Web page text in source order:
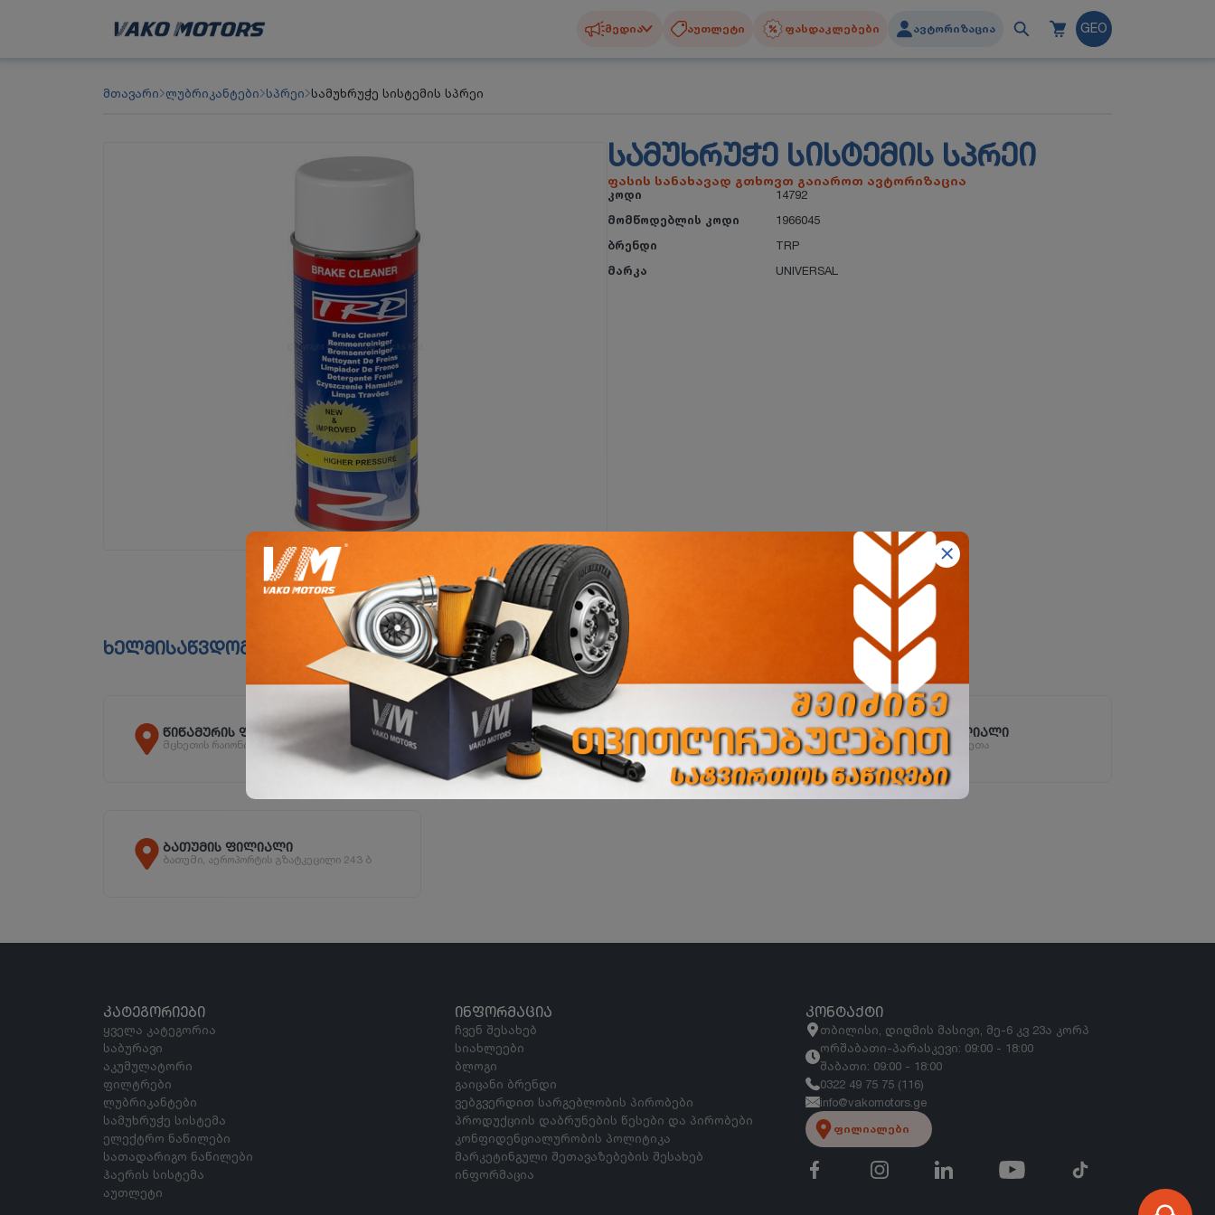
მედია აუთლეტი ფასდაკლებები ავტორიზაცია GEO
მთავარი ლუბრიკანტები სპრეი სამუხრუჭე სისტემის სპრეი
ᲡᲐᲛᲣᲮᲠᲣᲭᲔ ᲡᲘᲡᲢᲔᲛᲘᲡ ᲡᲞᲠᲔᲘ
ფასის სანახავად გთხოვთ გაიაროთ ავტორიზაცია
კოდი
14792
მომწოდებლის კოდი
1966045
ბრენდი
TRP
მარკა
UNIVERSAL
ხელმისაწვდომია ფილიალებში
წიწამურის ფილიალი
მცხეთის რაიონი, სოფ. წიწამური
ორხევის ფილიალი
ორხევის დასახლება, ჩანტლაძის N15
ზესტაფონის ფილიალი
ზესტაფონი, სოფ. არგვეთა
ბათუმის ფილიალი
ბათუმი, აეროპორტის გზატკეცილი 243 ბ
ᲙᲐᲢᲔᲒᲝᲠᲘᲔᲑᲘ
ყველა კატეგორია
საბურავი
აკუმულატორი
ფილტრები
ლუბრიკანტები
სამუხრუჭე სისტემა
ელექტრო ნაწილები
სათადარიგო ნაწილები
ჰაერის სისტემა
აუთლეტი
ᲘᲜᲤᲝᲠᲛᲐᲪᲘᲐ
ჩვენ შესახებ
სიახლეები
ბლოგი
გაიცანი ბრენდი
ვებგვერდით სარგებლობის პირობები
პროდუქციის დაბრუნების წესები და პირობები
კონფიდენციალურობის პოლიტიკა
მარკეტინგული შეთავაზებების შესახებ
ინფორმაცია
ᲙᲝᲜᲢᲐᲥᲢᲘ
თბილისი, დიღმის მასივი, მე-6 კვ 23ა კორპ
ორშაბათი-პარასკევი: 09:00 - 18:00
შაბათი: 09:00 - 18:00
0322 49 75 75 (116)
info@vakomotors.ge
ფილიალები